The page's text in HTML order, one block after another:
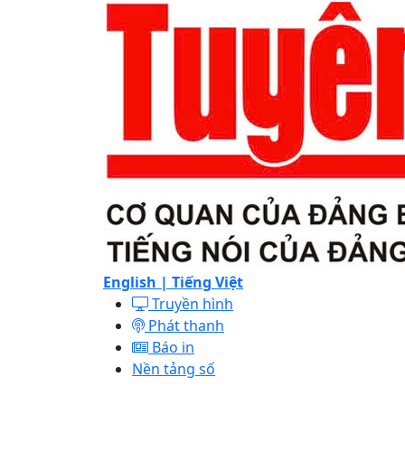
English | Tiếng Việt
Truyền hình
Phát thanh
Báo in
Nền tảng số